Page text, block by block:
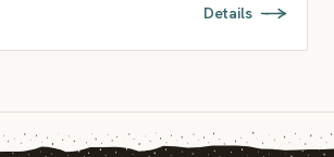
Details